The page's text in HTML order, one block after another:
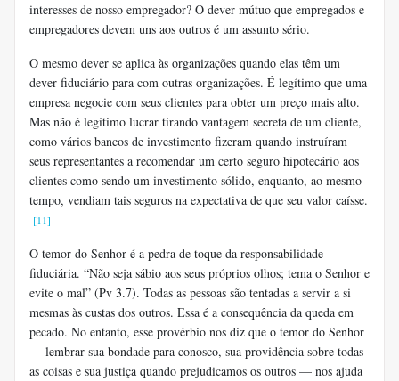
interesses de nosso empregador? O dever mútuo que empregados e
empregadores devem uns aos outros é um assunto sério.
O mesmo dever se aplica às organizações quando elas têm um
dever fiduciário para com outras organizações. É legítimo que uma
empresa negocie com seus clientes para obter um preço mais alto.
Mas não é legítimo lucrar tirando vantagem secreta de um cliente,
como vários bancos de investimento fizeram quando instruíram
seus representantes a recomendar um certo seguro hipotecário aos
clientes como sendo um investimento sólido, enquanto, ao mesmo
tempo, vendiam tais seguros na expectativa de que seu valor caísse.
[11]
O temor do Senhor é a pedra de toque da responsabilidade
fiduciária. “Não seja sábio aos seus próprios olhos; tema o Senhor e
evite o mal” (Pv 3.7). Todas as pessoas são tentadas a servir a si
mesmas às custas dos outros. Essa é a consequência da queda em
pecado. No entanto, esse provérbio nos diz que o temor do Senhor
— lembrar sua bondade para conosco, sua providência sobre todas
as coisas e sua justiça quando prejudicamos os outros — nos ajuda